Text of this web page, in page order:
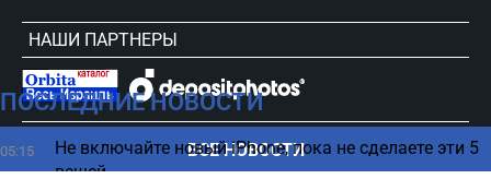
ПОСЛЕДНИЕ НОВОСТИ
05:15
Не включайте новый iPhone, пока не сделаете эти 5
вещей
ВСЕ НОВОСТИ
НАШИ ПАРТНЕРЫ
сursorinfo.co.il © Все права защищены